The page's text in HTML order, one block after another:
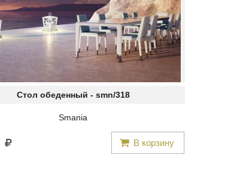
Стол обеденный - smn/318
Smania
В корзину